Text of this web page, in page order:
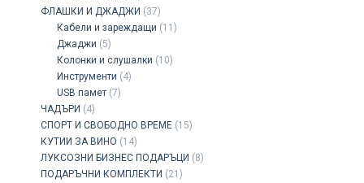
ФЛАШКИ И ДЖАДЖИ (37)
Кабели и зареждащи (11)
Джаджи (5)
Колонки и слушалки (10)
Инструменти (4)
USB памет (7)
ЧАДЪРИ (4)
СПОРТ И СВОБОДНО ВРЕМЕ (15)
КУТИИ ЗА ВИНО (14)
ЛУКСОЗНИ БИЗНЕС ПОДАРЪЦИ (8)
ПОДАРЪЧНИ КОМПЛЕКТИ (21)